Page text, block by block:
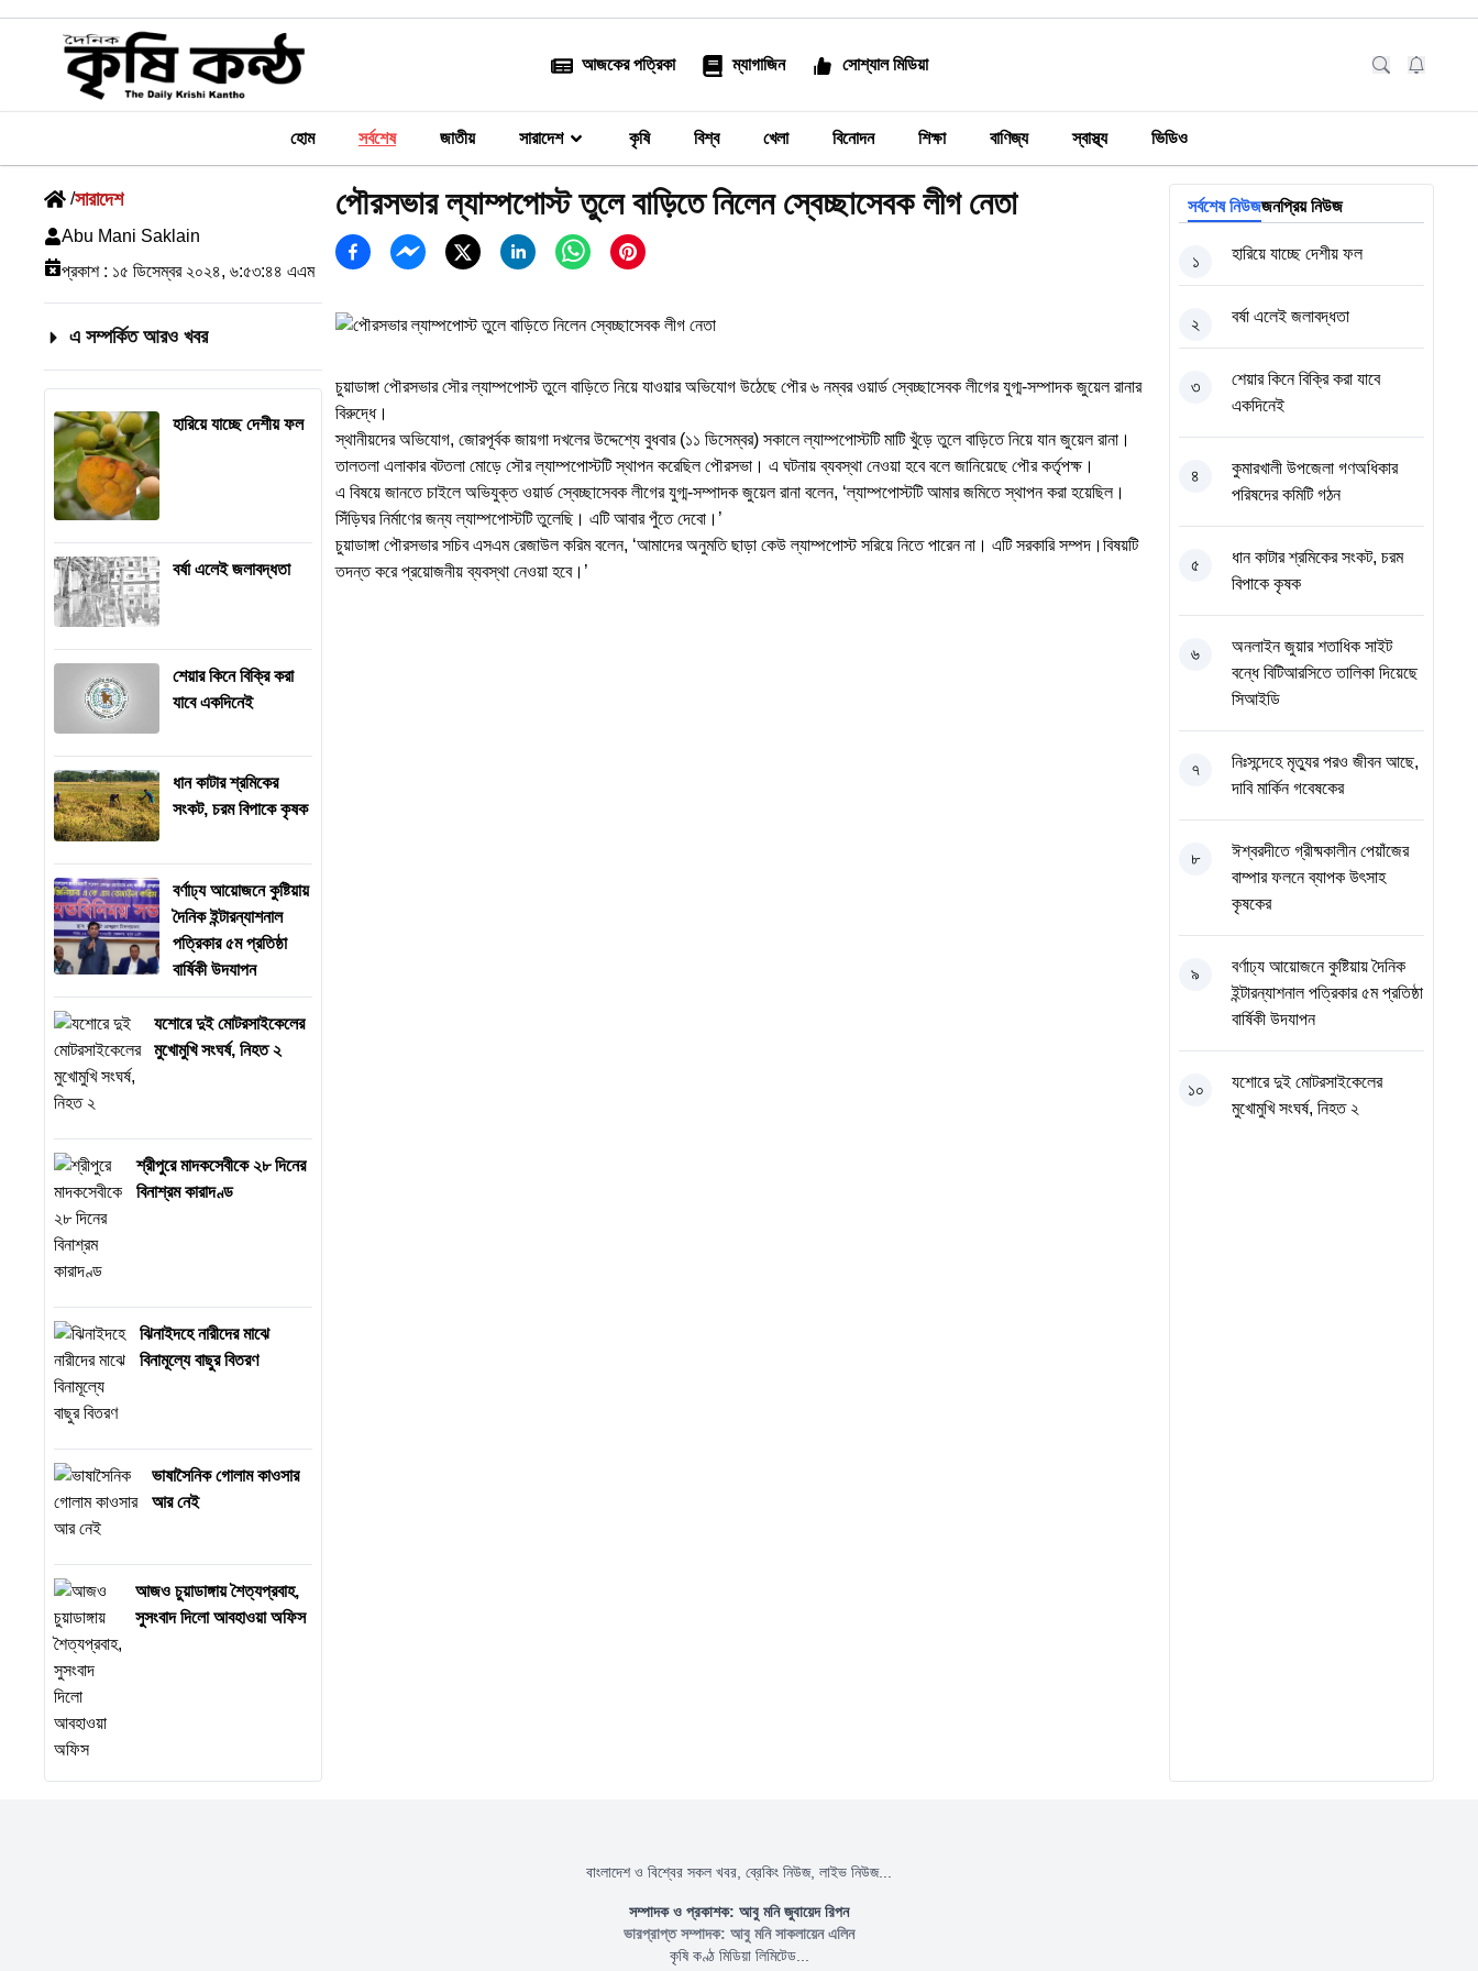
আজকের পত্রিকা ম্যাগাজিন সোশ্যাল মিডিয়া
হোম সর্বশেষ জাতীয় সারাদেশ কৃষি বিশ্ব খেলা বিনোদন শিক্ষা বাণিজ্য স্বাস্থ্য ভিডিও
/সারাদেশ
Abu Mani Saklain
প্রকাশ : ১৫ ডিসেম্বর ২০২৪, ৬:৫৩:৪৪ এএম
এ সম্পর্কিত আরও খবর
হারিয়ে যাচ্ছে দেশীয় ফল
বর্ষা এলেই জলাবদ্ধতা
শেয়ার কিনে বিক্রি করা
যাবে একদিনেই
ধান কাটার শ্রমিকের
সংকট, চরম বিপাকে কৃষক
বর্ণাঢ্য আয়োজনে কুষ্টিয়ায়
দৈনিক ইন্টারন্যাশনাল
পত্রিকার ৫ম প্রতিষ্ঠা
বার্ষিকী উদযাপন
যশোরে দুই মোটরসাইকেলের
মুখোমুখি সংঘর্ষ, নিহত ২
শ্রীপুরে মাদকসেবীকে ২৮ দিনের
বিনাশ্রম কারাদণ্ড
ঝিনাইদহে নারীদের মাঝে
বিনামূল্যে বাছুর বিতরণ
ভাষাসৈনিক গোলাম কাওসার
আর নেই
আজও চুয়াডাঙ্গায় শৈত্যপ্রবাহ,
সুসংবাদ দিলো আবহাওয়া অফিস
পৌরসভার ল্যাম্পপোস্ট তুলে বাড়িতে নিলেন স্বেচ্ছাসেবক লীগ নেতা
চুয়াডাঙ্গা পৌরসভার সৌর ল্যাম্পপোস্ট তুলে বাড়িতে নিয়ে যাওয়ার অভিযোগ উঠেছে পৌর ৬ নম্বর ওয়ার্ড স্বেচ্ছাসেবক লীগের যুগ্ম-সম্পাদক জুয়েল রানার
বিরুদ্ধে।
স্থানীয়দের অভিযোগ, জোরপূর্বক জায়গা দখলের উদ্দেশ্যে বুধবার (১১ ডিসেম্বর) সকালে ল্যাম্পপোস্টটি মাটি খুঁড়ে তুলে বাড়িতে নিয়ে যান জুয়েল রানা।
তালতলা এলাকার বটতলা মোড়ে সৌর ল্যাম্পপোস্টটি স্থাপন করেছিল পৌরসভা। এ ঘটনায় ব্যবস্থা নেওয়া হবে বলে জানিয়েছে পৌর কর্তৃপক্ষ।
এ বিষয়ে জানতে চাইলে অভিযুক্ত ওয়ার্ড স্বেচ্ছাসেবক লীগের যুগ্ম-সম্পাদক জুয়েল রানা বলেন, ‘ল্যাম্পপোস্টটি আমার জমিতে স্থাপন করা হয়েছিল।
সিঁড়িঘর নির্মাণের জন্য ল্যাম্পপোস্টটি তুলেছি। এটি আবার পুঁতে দেবো।’
চুয়াডাঙ্গা পৌরসভার সচিব এসএম রেজাউল করিম বলেন, ‘আমাদের অনুমতি ছাড়া কেউ ল্যাম্পপোস্ট সরিয়ে নিতে পারেন না। এটি সরকারি সম্পদ।বিষয়টি
তদন্ত করে প্রয়োজনীয় ব্যবস্থা নেওয়া হবে।’
সর্বশেষ নিউজজনপ্রিয় নিউজ
১ হারিয়ে যাচ্ছে দেশীয় ফল
২ বর্ষা এলেই জলাবদ্ধতা
৩
শেয়ার কিনে বিক্রি করা যাবে
একদিনেই
৪
কুমারখালী উপজেলা গণঅধিকার
পরিষদের কমিটি গঠন
৫
ধান কাটার শ্রমিকের সংকট, চরম
বিপাকে কৃষক
৬
অনলাইন জুয়ার শতাধিক সাইট
বন্ধে বিটিআরসিতে তালিকা দিয়েছে
সিআইডি
৭
নিঃসন্দেহে মৃত্যুর পরও জীবন আছে,
দাবি মার্কিন গবেষকের
৮
ঈশ্বরদীতে গ্রীষ্মকালীন পেয়াঁজের
বাম্পার ফলনে ব্যাপক উৎসাহ
কৃষকের
৯
বর্ণাঢ্য আয়োজনে কুষ্টিয়ায় দৈনিক
ইন্টারন্যাশনাল পত্রিকার ৫ম প্রতিষ্ঠা
বার্ষিকী উদযাপন
১০
যশোরে দুই মোটরসাইকেলের
মুখোমুখি সংঘর্ষ, নিহত ২
বাংলাদেশ ও বিশ্বের সকল খবর, ব্রেকিং নিউজ, লাইভ নিউজ...
সম্পাদক ও প্রকাশক: আবু মনি জুবায়েদ রিপন
ভারপ্রাপ্ত সম্পাদক: আবু মনি সাকলায়েন এলিন
কৃষি কণ্ঠ মিডিয়া লিমিটেড...